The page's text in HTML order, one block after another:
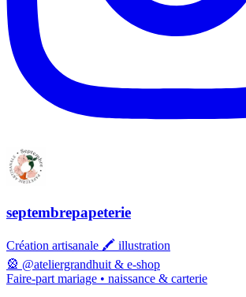
septembrepapeterie
Création artisanale 🖍️ illustration
🎡 @ateliergrandhuit & e-shop
Faire-part mariage • naissance & carterie